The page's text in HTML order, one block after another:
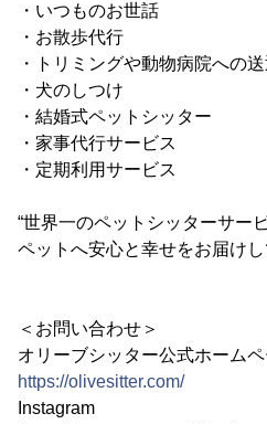
・いつものお世話
・お散歩代行
・トリミングや動物病院への
・犬のしつけ
・結婚式ペットシッター
・家事代行サービス
・定期利用サービス
“世界一のペットシッターサー
ペットへ安心と幸せをお届けし
＜お問い合わせ＞
オリーブシッター公式ホームペ
https://olivesitter.com/
Instagram